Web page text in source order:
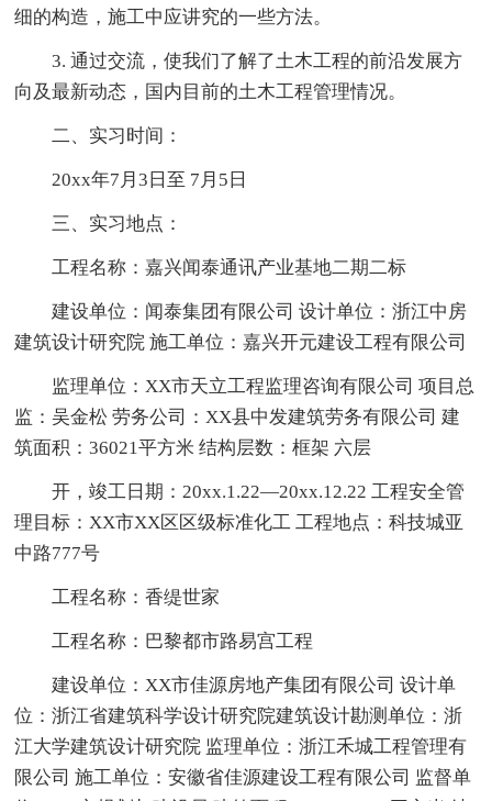
细的构造，施工中应讲究的一些方法。
3. 通过交流，使我们了解了土木工程的前沿发展方
向及最新动态，国内目前的土木工程管理情况。
二、实习时间：
20xx年7月3日至 7月5日
三、实习地点：
工程名称：嘉兴闻泰通讯产业基地二期二标
建设单位：闻泰集团有限公司 设计单位：浙江中房
建筑设计研究院 施工单位：嘉兴开元建设工程有限公司
监理单位：XX市天立工程监理咨询有限公司 项目总
监：吴金松 劳务公司：XX县中发建筑劳务有限公司 建
筑面积：36021平方米 结构层数：框架 六层
开，竣工日期：20xx.1.22—20xx.12.22 工程安全管
理目标：XX市XX区区级标准化工 工程地点：科技城亚
中路777号
工程名称：香缇世家
工程名称：巴黎都市路易宫工程
建设单位：XX市佳源房地产集团有限公司 设计单
位：浙江省建筑科学设计研究院建筑设计勘测单位：浙
江大学建筑设计研究院 监理单位：浙江禾城工程管理有
限公司 施工单位：安徽省佳源建设工程有限公司 监督单